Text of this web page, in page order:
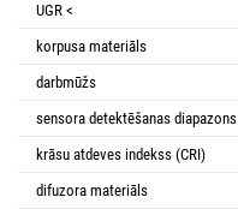
UGR <
korpusa materiāls
darbmūžs
sensora detektēšanas diapazons
krāsu atdeves indekss (CRI)
difuzora materiāls